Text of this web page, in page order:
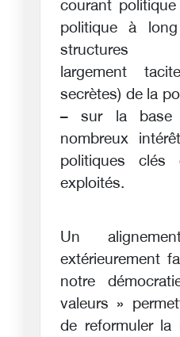
courant
politique à
structures
largement
secrètes) de la
– sur la base
nombreux
politiques clés
exploités.
Un
extérieurement
notre
valeurs »
de reformuler la